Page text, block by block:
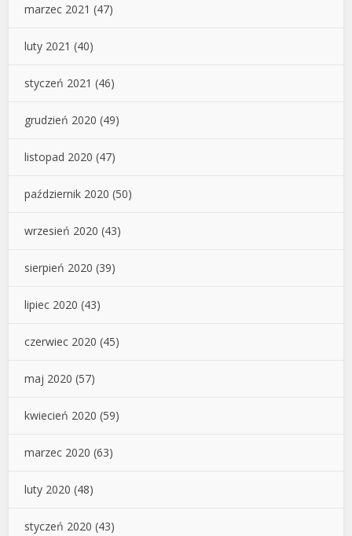
marzec 2021 (47)
luty 2021 (40)
styczeń 2021 (46)
grudzień 2020 (49)
listopad 2020 (47)
październik 2020 (50)
wrzesień 2020 (43)
sierpień 2020 (39)
lipiec 2020 (43)
czerwiec 2020 (45)
maj 2020 (57)
kwiecień 2020 (59)
marzec 2020 (63)
luty 2020 (48)
styczeń 2020 (43)